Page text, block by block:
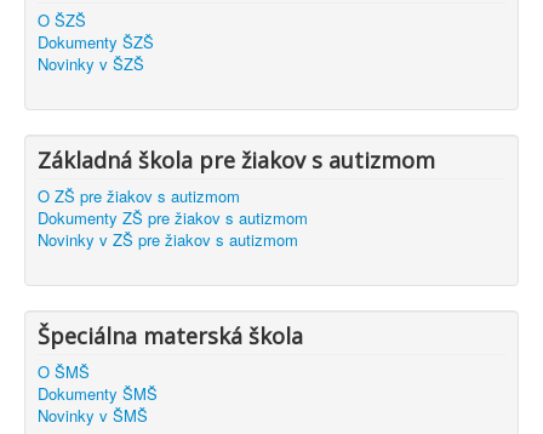
O ŠZŠ
Dokumenty ŠZŠ
Novinky v ŠZŠ
Základná škola pre žiakov s autizmom
O ZŠ pre žiakov s autizmom
Dokumenty ZŠ pre žiakov s autizmom
Novinky v ZŠ pre žiakov s autizmom
Špeciálna materská škola
O ŠMŠ
Dokumenty ŠMŠ
Novinky v ŠMŠ